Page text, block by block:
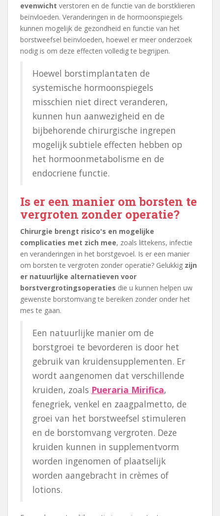
evenwicht verstoren en de functie van de borstklieren
beïnvloeden. Veranderingen in de hormoonspiegels
kunnen mogelijk de gezondheid en functie van het
borstweefsel beïnvloeden, hoewel er meer onderzoek
nodig is om deze effecten volledig te begrijpen.
Hoewel borstimplantaten de
systemische hormoonspiegels
misschien niet direct veranderen,
kunnen hun aanwezigheid en de
bijbehorende chirurgische ingrepen
mogelijk subtiele effecten hebben op
het hormoonmetabolisme en de
endocriene functie.
Is er een manier om borsten te
vergroten zonder operatie?
Chirurgie brengt risico's en mogelijke
complicaties met zich mee, zoals littekens, infectie
en veranderingen in het borstgevoel. Is er een manier
om borsten te vergroten zonder operatie? Gelukkig zijn
er natuurlijke alternatieven voor
borstvergrotingsoperaties die u kunnen helpen uw
gewenste borstomvang te bereiken zonder onder het
mes te gaan.
Een natuurlijke manier om de
borstgroei te bevorderen is door het
gebruik van kruidensupplementen. Er
wordt aangenomen dat verschillende
kruiden, zoals Pueraria Mirifica,
fenegriek, venkel en zaagpalmetto, de
groei van het borstweefsel stimuleren
en de borstomvang vergroten. Deze
kruiden kunnen in supplementvorm
worden ingenomen of plaatselijk
worden aangebracht in crèmes of
lotions.